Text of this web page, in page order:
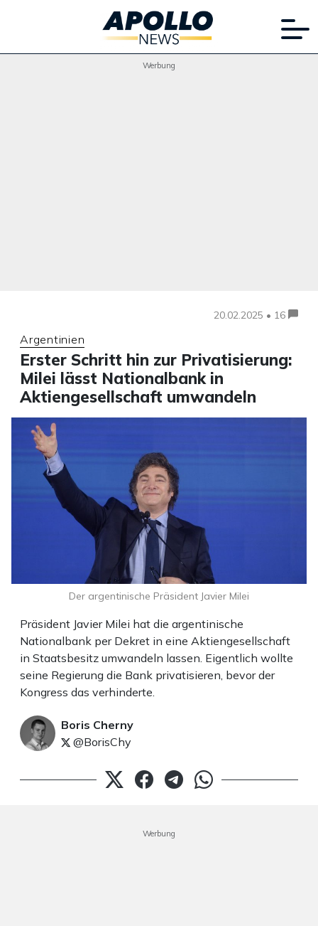
Werbung
20.02.2025 • 16
Argentinien
Erster Schritt hin zur Privatisierung:
Milei lässt Nationalbank in
Aktiengesellschaft umwandeln
Präsident Javier Milei hat die argentinische
Nationalbank per Dekret in eine Aktiengesellschaft
in Staatsbesitz umwandeln lassen. Eigentlich wollte
seine Regierung die Bank privatisieren, bevor der
Kongress das verhinderte.
Boris Cherny
@BorisChy
Der argentinische Präsident Javier Milei
Werbung